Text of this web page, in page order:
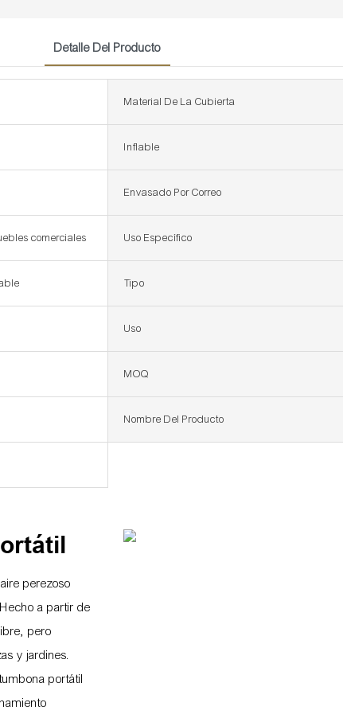
Detalle Del Producto
Material De La Cubierta
Inflable
Envasado Por Correo
comerciales Uso Específico
Tipo
Uso
MOQ
Nombre Del Producto
perezoso
a partir de
pero
y jardines.
portátil